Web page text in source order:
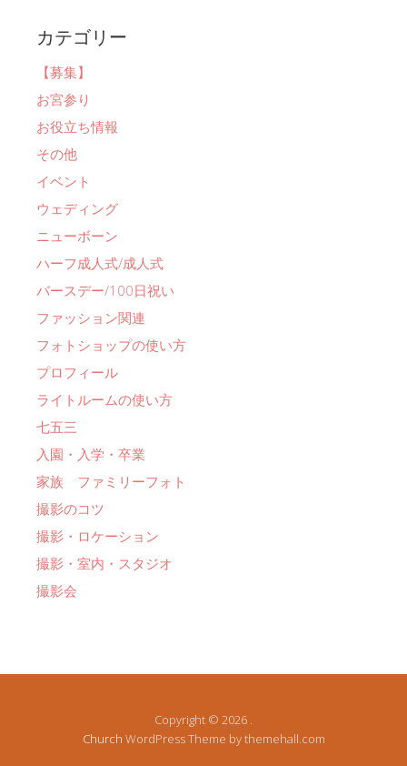
カテゴリー
【募集】
お宮参り
お役立ち情報
その他
イベント
ウェディング
ニューボーン
ハーフ成人式/成人式
バースデー/100日祝い
ファッション関連
フォトショップの使い方
プロフィール
ライトルームの使い方
七五三
入園・入学・卒業
家族 ファミリーフォト
撮影のコツ
撮影・ロケーション
撮影・室内・スタジオ
撮影会
Copyright © 2026 .
Church WordPress Theme by themehall.com